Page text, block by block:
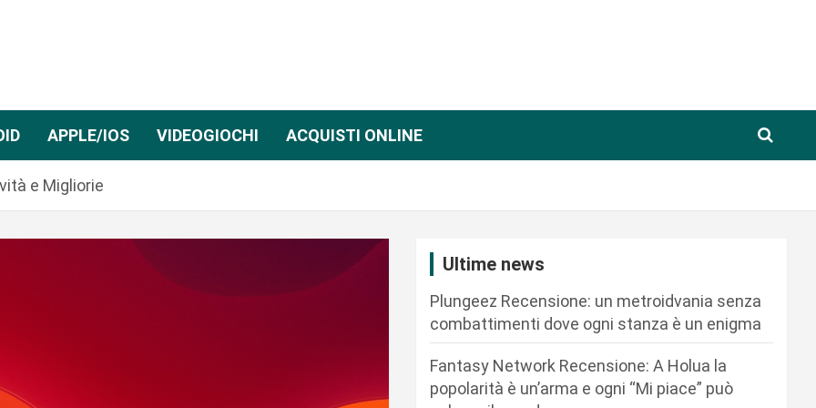
APPLE/IOS VIDEOGIOCHI ACQUISTI ONLINE
e Migliorie
Ultime news
Plungeez Recensione: un metroidvania senza
combattimenti dove ogni stanza è un enigma
Fantasy Network Recensione: A Holua la
popolarità è un’arma e ogni “Mi piace” può